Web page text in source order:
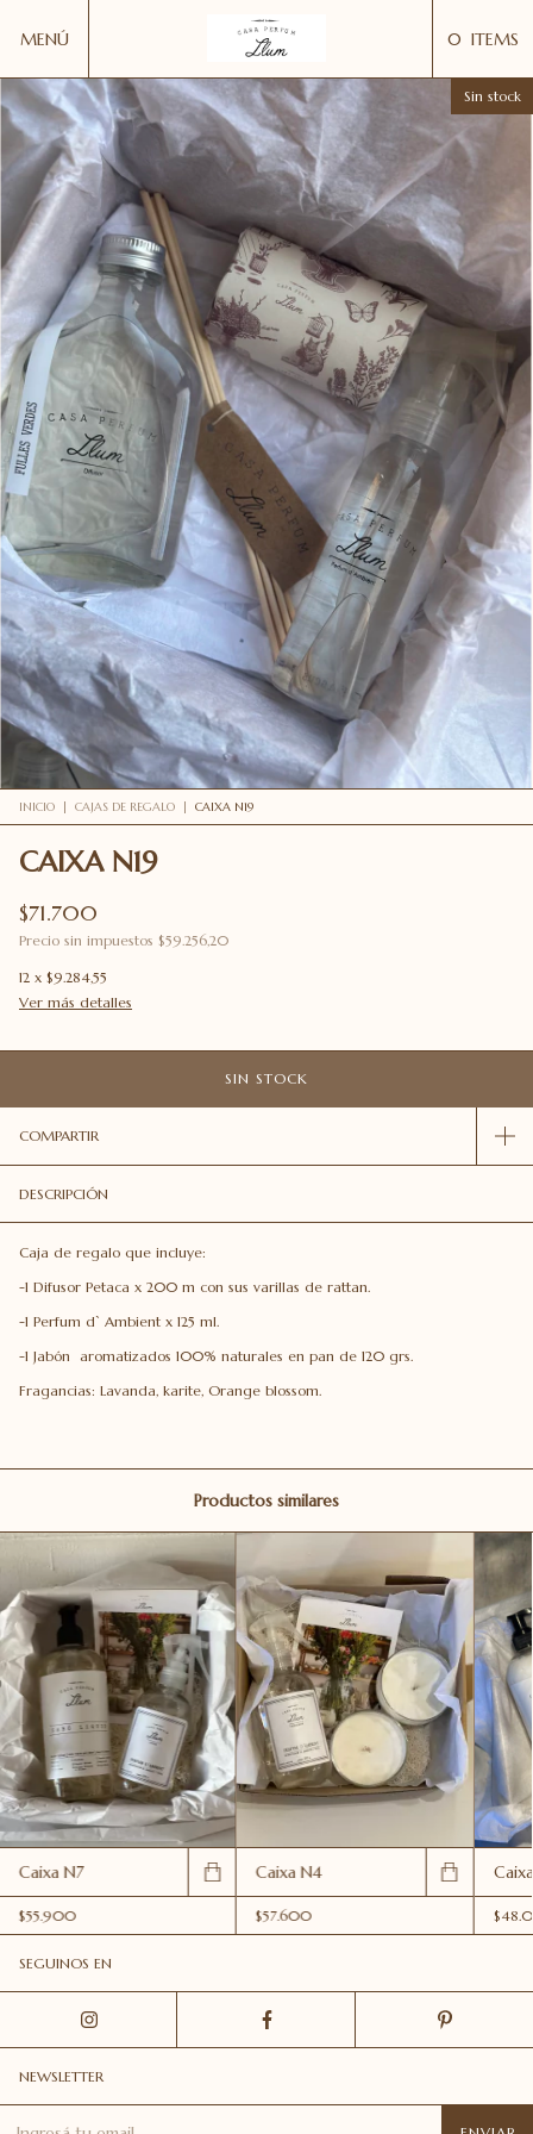
MENÚ 0 ITEMS
Sin stock
INICIO | CAJAS DE REGALO | CAIXA N19
CAIXA N19
$71.700
Precio sin impuestos $59.256,20
12 x $9.284,55
Ver más detalles
COMPARTIR
DESCRIPCIÓN
Caja de regalo que incluye:
-1 Difusor Petaca x 200 m con sus varillas de rattan.
-1 Perfum dˋ Ambient x 125 ml.
-1 Jabón aromatizados 100% naturales en pan de 120 grs.
Fragancias: Lavanda, karite, Orange blossom.
Productos similares
Caixa N7
$55.900
Caixa N4
$57.600
SEGUINOS EN
NEWSLETTER